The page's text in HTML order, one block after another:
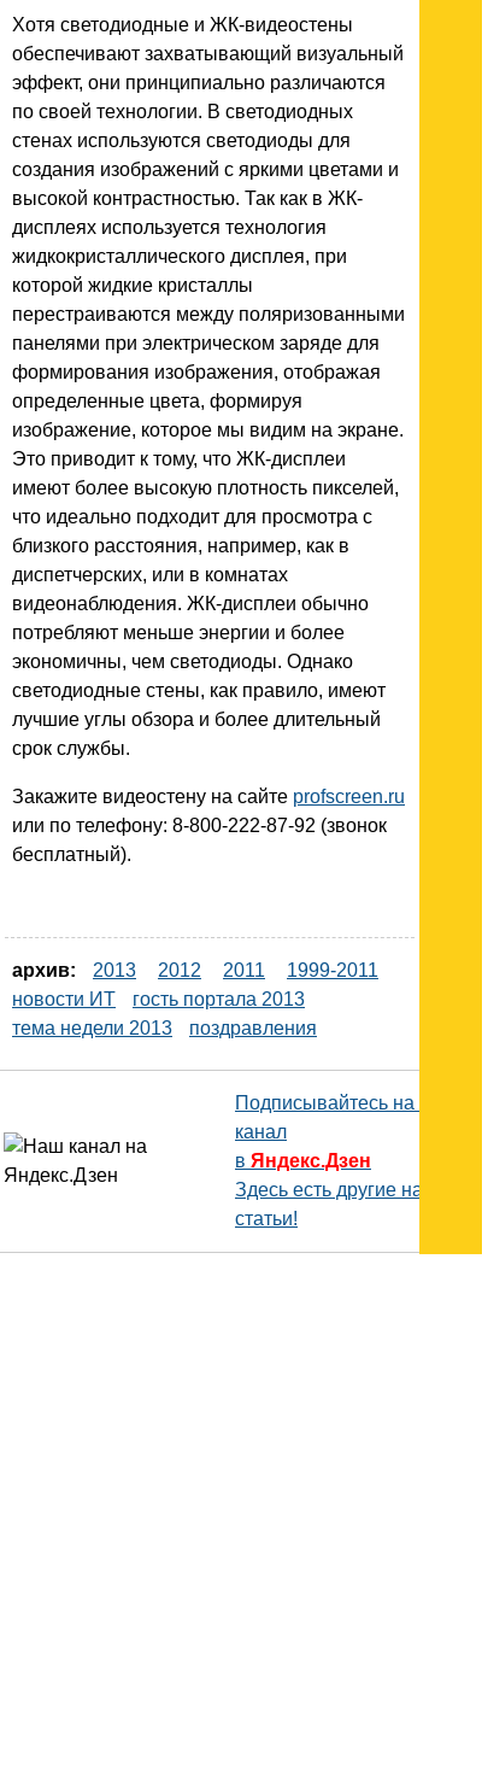
Хотя светодиодные и ЖК-видеостены
обеспечивают захватывающий визуальный
эффект, они принципиально различаются
по своей технологии. В светодиодных
стенах используются светодиоды для
создания изображений с яркими цветами и
высокой контрастностью. Так как в ЖК-
дисплеях используется технология
жидкокристаллического дисплея, при
которой жидкие кристаллы
перестраиваются между поляризованными
панелями при электрическом заряде для
формирования изображения, отображая
определенные цвета, формируя
изображение, которое мы видим на экране.
Это приводит к тому, что ЖК-дисплеи
имеют более высокую плотность пикселей,
что идеально подходит для просмотра с
близкого расстояния, например, как в
диспетчерских, или в комнатах
видеонаблюдения. ЖК-дисплеи обычно
потребляют меньше энергии и более
экономичны, чем светодиоды. Однако
светодиодные стены, как правило, имеют
лучшие углы обзора и более длительный
срок службы.
Закажите видеостену на сайте profscreen.ru
или по телефону: 8-800-222-87-92 (звонок
бесплатный).
архив: 2013 2012 2011
1999-2011
новости ИТ
гость портала 2013
тема недели 2013
поздравления
Подписывайтесь на наш
канал
в Яндекс.Дзен
Здесь есть другие наши
статьи!